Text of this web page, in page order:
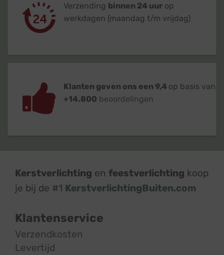
Verzending binnen 24 uur op
werkdagen (maandag t/m vrijdag)
Klanten geven ons een 9,4 op basis van
+14.800 beoordelingen
Kerstverlichting en feestverlichting koop
je bij de #1 KerstverlichtingBuiten.com
Klantenservice
Verzendkosten
Levertijd